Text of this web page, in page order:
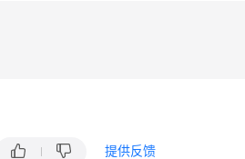
提供反馈